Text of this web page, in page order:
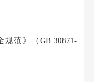
规范》（GB 30871-